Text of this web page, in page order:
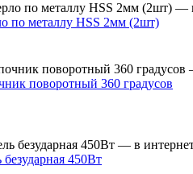
по металлу HSS 2мм (2шт)
поворотный 360 градусов
450Вт